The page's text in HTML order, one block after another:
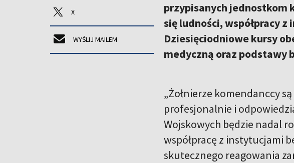
X
WYŚLIJ MAILEM
przypisanych jednostkom
się ludności, współpracy
Dziesięciodniowe kursy
medyczną oraz podstawy
„Żołnierze komendanccy
profesjonalnie i
Wojskowych będzie nadal
współpracę z instytucjami
skutecznego reagowania